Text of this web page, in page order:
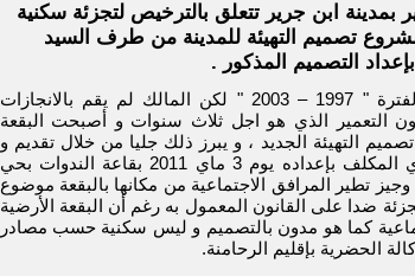
بمدينة ابن جرير تتعلق بالترخيص لتجزئة سكنية
تصميم التهيئة للمدينة من طرف السيد
التصميم المذكور .
فالتجزئة السكنية موضوع النازلة سبق الترخيص لها في الفترة " 1997 – 2003 " لكن المالك لم يقم بالانجازات
التعمير الذي هو اجل ثلاث سنوات و أصبحت البقعة
التهيئة الجديد ، و يبرز ذلك جليا من خلال تقديم و
عرض مشروع تصميم التهيئة الذي قدمه المهندس المعماري المكلف بإعداده يوم 3 ماي 2011 بقاعة الندوات بحي
تطير المرافق الاجتماعية من مكانها بالبقعة موضوع
ضدا على القانون المعمول به رغم أن البقعة الأرضية
كما هو مدون بالتصميم و ليس سكنية حسب مصادر
الحضرية بإقليم الرحامنة.